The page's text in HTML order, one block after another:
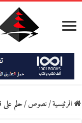
الرئيسية/نصوص/حلم على